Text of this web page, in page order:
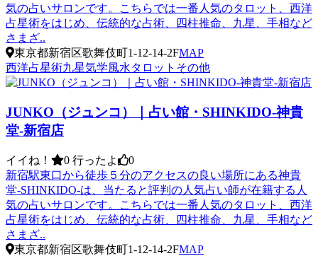
気の占いサロンです。こちらでは一番人気のタロット、西洋
占星術をはじめ、伝統的な占術、四柱推命、九星、手相など
さまざ..
東京都新宿区歌舞伎町1-12-14-2FMAP
西洋占星術九星気学風水タロット その他
JUNKO（ジュンコ）｜占い館・SHINKIDO-神貴
堂-新宿店
イイね！ 0 行ったよ
0
新宿駅東口から徒歩５分のアクセスの良い場所にある神貴
堂-SHINKIDO-は、当たると評判の人気占い師が在籍する人
気の占いサロンです。こちらでは一番人気のタロット、西洋
占星術をはじめ、伝統的な占術、四柱推命、九星、手相など
さまざ..
東京都新宿区歌舞伎町1-12-14-2FMAP